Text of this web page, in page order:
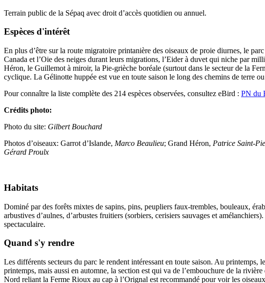
Terrain public de la Sépaq avec droit d’accès quotidien ou annuel.
Espèces d'intérêt
En plus d’être sur la route migratoire printanière des oiseaux de proie diurnes, le
Canada et l’Oie des neiges durant leurs migrations, l’Eider à duvet qui niche par
Héron, le Guillemot à miroir, la Pie-grièche boréale (surtout dans le secteur de la
cyclique. La Gélinotte huppée est vue en toute saison le long des chemins de terre ou
Pour connaître la liste complète des 214 espèces observées, consultez eBird : PN du
Crédits photo:
Photo du site: Gilbert Bouchard
Photos d’oiseaux: Garrot d’Islande, Marco Beaulieu; Grand Héron, Patrice Saint-
Gérard Proulx
Habitats
Dominé par des forêts mixtes de sapins, pins, peupliers faux-trembles, bouleaux,
arbustives d’aulnes, d’arbustes fruitiers (sorbiers, cerisiers sauvages et
spectaculaire.
Quand s'y rendre
Les différents secteurs du parc le rendent intéressant en toute saison. Au printemps,
printemps, mais aussi en automne, la section est qui va de l’embouchure de la
Nord reliant la Ferme Rioux au cap à l’Orignal est recommandé pour voir les